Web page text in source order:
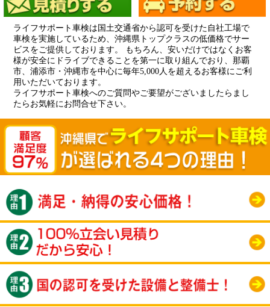
ライフサポート車検は国土交通省から認可を受けた自社工場で
車検を実施しているため、沖縄県トップクラスの低価格でサー
ビスをご提供しております。 もちろん、安いだけではなくお客
様が安全にドライブできることを第一に取り組んでおり、那覇
市、浦添市・沖縄市を中心に毎年5,000人を超えるお客様にご利
用いただいております。
ライフサポート車検へのご質問やご要望がございましたらまし
たらお気軽にお問合せ下さい。